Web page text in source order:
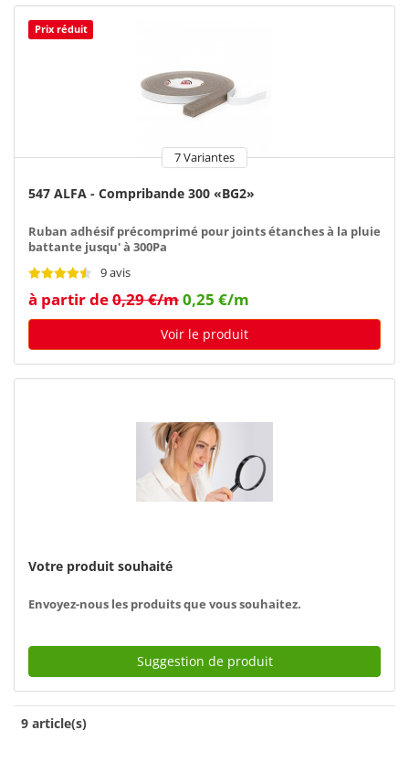
Prix réduit
7 Variantes
547 ALFA - Compribande 300 «BG2»
Ruban adhésif précomprimé pour joints étanches à la pluie
battante jusqu' à 300Pa
9 avis
à partir de0,29 €/m0,25 €/m
Voir le produit
Votre produit souhaité
Envoyez-nous les produits que vous souhaitez.
Suggestion de produit
9 article(s)